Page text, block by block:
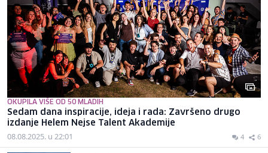
OKUPILA VIŠE OD 50 MLADIH
Sedam dana inspiracije, ideja i rada: Završeno drugo
izdanje Helem Nejse Talent Akademije
08.08.2025. u 22:01 4 6